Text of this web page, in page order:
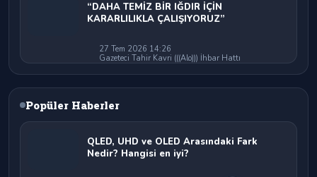
“DAHA TEMİZ BİR IĞDIR İÇİN
KARARLILIKLA ÇALIŞIYORUZ”
27 Tem 2026 14:26
Gazeteci Tahir Kavri (((Alo))) İhbar Hattı
Popüler Haberler
QLED, UHD ve OLED Arasındaki Fark
Nedir? Hangisi en iyi?